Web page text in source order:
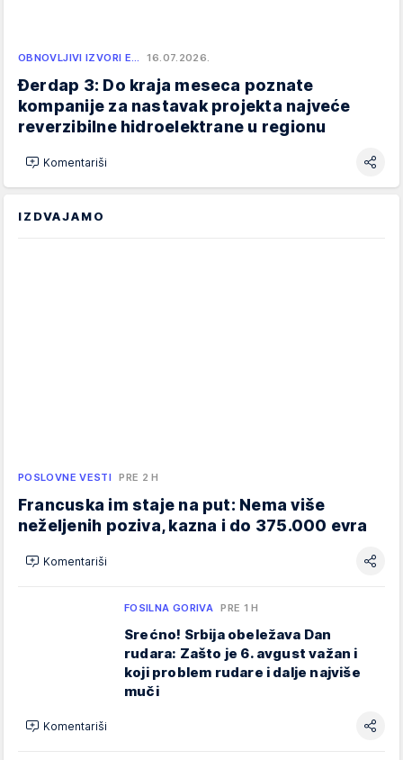
OBNOVLJIVI IZVORI E… 16.07.2026.
Đerdap 3: Do kraja meseca poznate
kompanije za nastavak projekta najveće
reverzibilne hidroelektrane u regionu
Komentariši
IZDVAJAMO
POSLOVNE VESTI PRE 2 H
Francuska im staje na put: Nema više
neželjenih poziva, kazna i do 375.000 evra
Komentariši
FOSILNA GORIVA PRE 1 H
Srećno! Srbija obeležava Dan
rudara: Zašto je 6. avgust važan i
koji problem rudare i dalje najviše
muči
Komentariši